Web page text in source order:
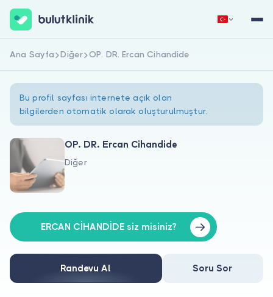
Hakkımızda
Doktorlar için
Doktor musunuz?
Hemen Kaydol Giriş Yap
Ana Sayfa Diğer OP. DR. Ercan Cihandide
Bu profil sayfası internete açık olan
bilgilerden otomatik olarak oluşturulmuştur.
OP. DR. Ercan Cihandide
Diğer
ERCAN CİHANDİDE siz misiniz?
Randevu Al Soru Sor